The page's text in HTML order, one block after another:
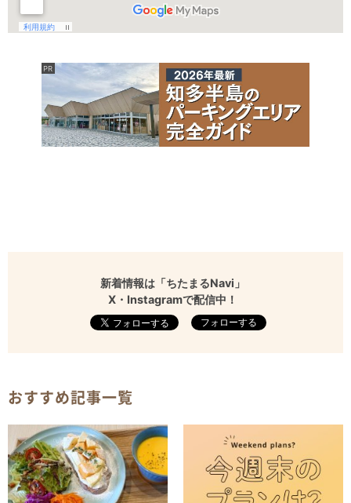
新着情報は「ちたまるNavi」
X・Instagramで配信中！
フォローする
おすすめ記事一覧